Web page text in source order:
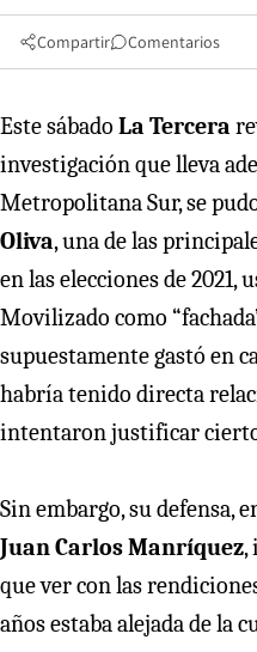
Compartir Comentarios
Este sábado La Tercera
investigación que lleva
Metropolitana Sur, se
Oliva, una de las
en las elecciones de 2021,
Movilizado como
supuestamente gastó en
habría tenido directa
intentaron justificar
Sin embargo, su defensa,
Juan Carlos Manríquez,
que ver con las
años estaba alejada de la